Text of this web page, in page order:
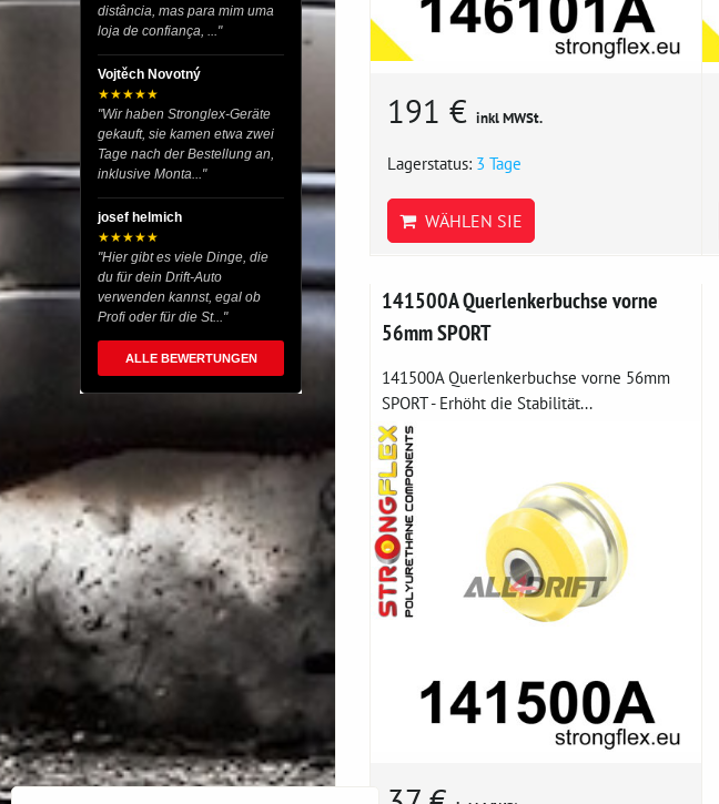
191 € inkl MWSt.
Lagerstatus: 3 Tage
WÄHLEN SIE
141500A Querlenkerbuchse vorne
56mm SPORT
141500A Querlenkerbuchse vorne 56mm
SPORT - Erhöht die Stabilität...
distância, mas para mim uma
loja de confiança, ..."
Vojtěch Novotný
★★★★★
"Wir haben Stronglex-Geräte
gekauft, sie kamen etwa zwei
Tage nach der Bestellung an,
inklusive Monta..."
josef helmich
★★★★★
"Hier gibt es viele Dinge, die
du für dein Drift-Auto
verwenden kannst, egal ob
Profi oder für die St..."
ALLE BEWERTUNGEN